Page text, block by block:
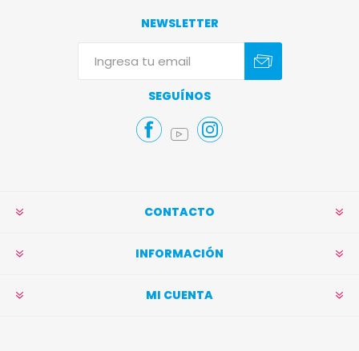
NEWSLETTER
SEGUÍNOS
CONTACTO
INFORMACIÓN
MI CUENTA